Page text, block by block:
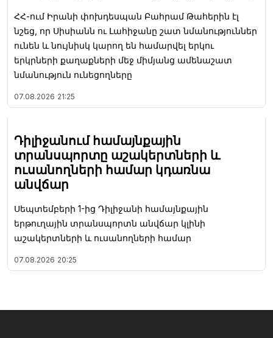
ՀՀ-ում Իրանի փոխդեսպան Բահրամ Թահերին էլ
նշեց, որ Սիսիանն ու Լահիջանը շատ նմանություններ
ունեն և նույնիսկ կարող են համարվել երկու
երկրների քաղաքների մեջ միմյանց ամենաշատ
նմանություն ունեցողները
07.08.2026 21:25
Դիլիջանում համայնքային
տրանսպորտը աշակերտների և
ուսանողների համար կդառնա
անվճար
Սեպտեմբերի 1-ից Դիլիջանի համայնքային
երթուղային տրանսպորտն անվճար կլինի
աշակերտների և ուսանողների համար
07.08.2026 20:25